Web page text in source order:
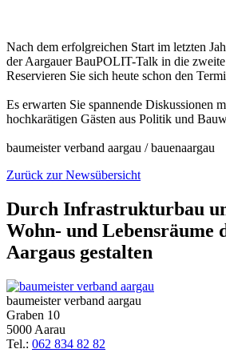
Nach dem erfolgreichen Start im letzten
der Aargauer BauPOLIT-Talk in die
Reservieren Sie sich heute schon den
Es erwarten Sie spannende Diskussionen
hochkarätigen Gästen aus Politik und
baumeister verband aargau / bauenaargau
Zurück zur Newsübersicht
Durch Infrastrukturbau
Wohn- und Lebensräume
Aargaus gestalten
baumeister verband aargau
Graben 10
5000 Aarau
Tel.: 062 834 82 82